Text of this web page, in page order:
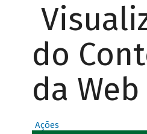
do
da Web
Ações